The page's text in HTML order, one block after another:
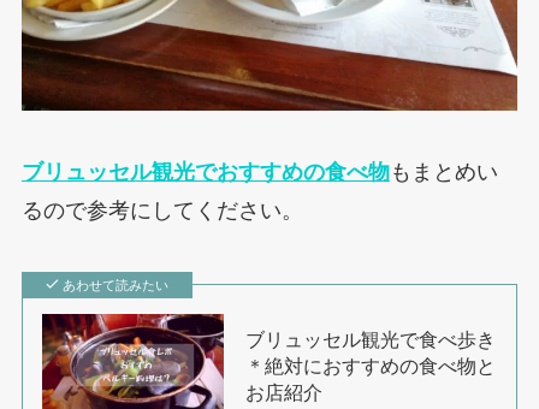
ブリュッセル観光でおすすめの食べ物もまとめい
るので参考にしてください。
あわせて読みたい
ブリュッセル観光で食べ歩き
＊絶対におすすめの食べ物と
お店紹介